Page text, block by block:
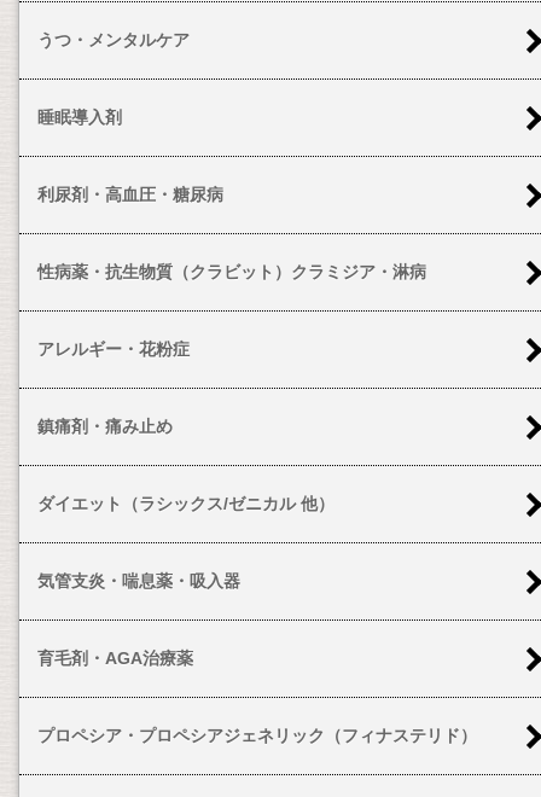
うつ・メンタルケア
睡眠導入剤
利尿剤・高血圧・糖尿病
性病薬・抗生物質（クラビット）クラミジア・淋病
アレルギー・花粉症
鎮痛剤・痛み止め
ダイエット（ラシックス/ゼニカル 他）
気管支炎・喘息薬・吸入器
育毛剤・AGA治療薬
プロペシア・プロペシアジェネリック（フィナステリド）